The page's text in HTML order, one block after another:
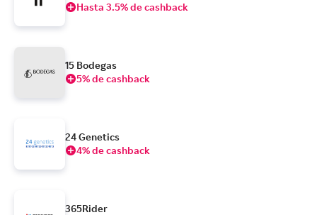
Hasta 3.5% de cashback
15 Bodegas
5% de cashback
24 Genetics
4% de cashback
365Rider